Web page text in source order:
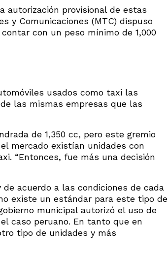
autorización provisional de estas
y Comunicaciones (MTC) dispuso
con un peso mínimo de 1,000
usados como taxi las
las mismas empresas que las
de 1,350 cc, pero este gremio
mercado existían unidades con
“Entonces, fue más una decisión
acuerdo a las condiciones de cada
existe un estándar para este tipo de
municipal autorizó el uso de
caso peruano. En tanto que en
tipo de unidades y más